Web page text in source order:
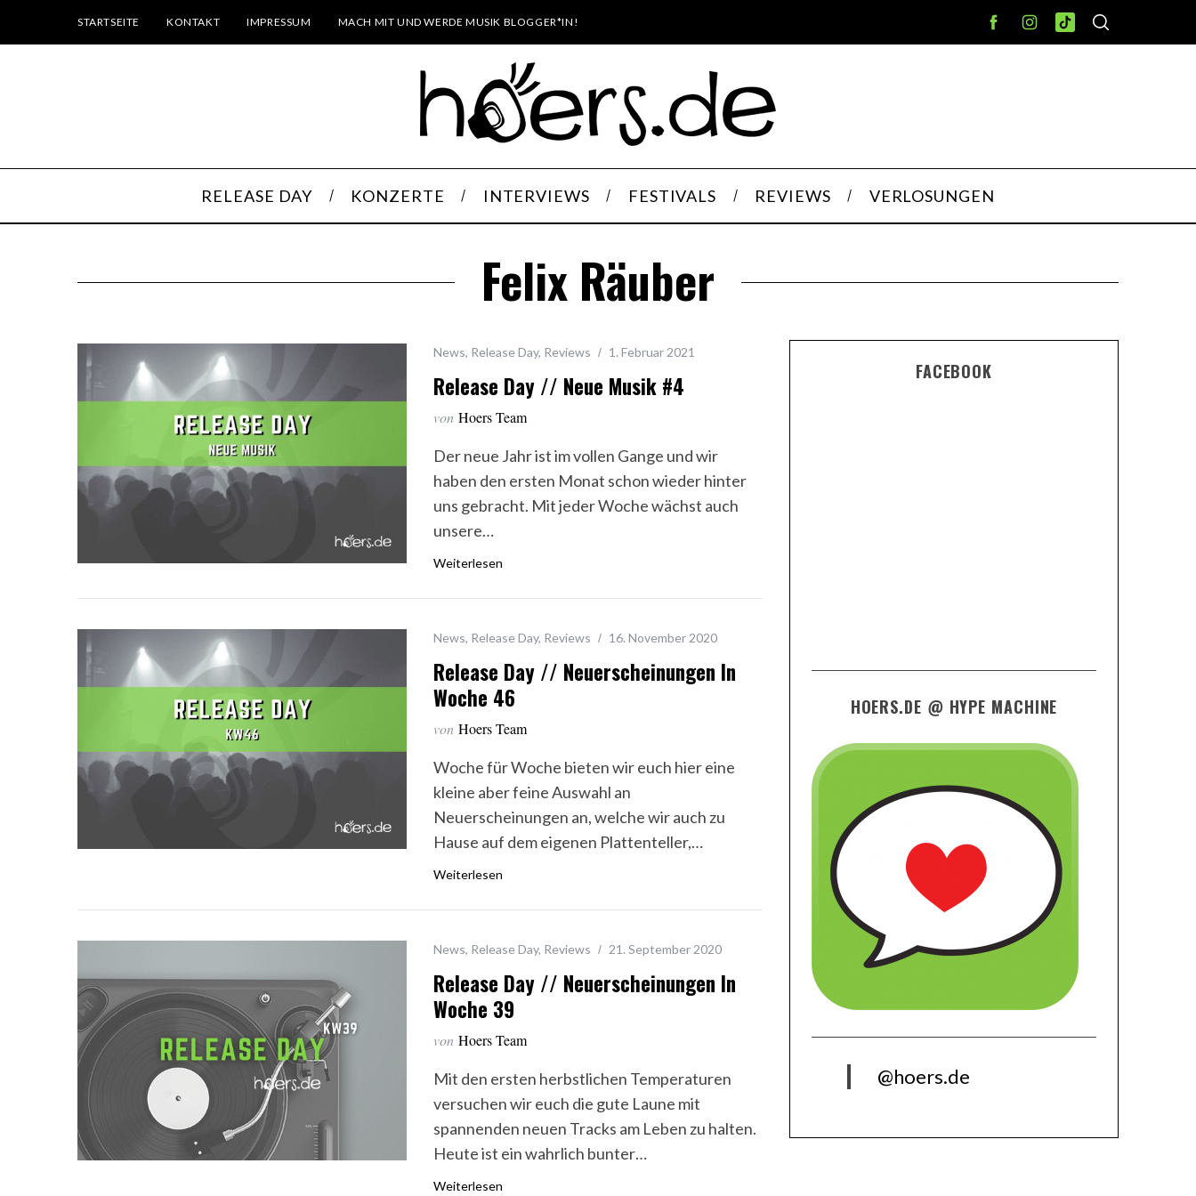
STARTSEITE KONTAKT IMPRESSUM MACH MIT UND WERDE MUSIK BLOGGER*IN!
RELEASE DAY KONZERTE INTERVIEWS FESTIVALS REVIEWS VERLOSUNGEN
Felix Räuber
News, Release Day, Reviews 1. Februar 2021
Release Day // Neue Musik #4
von Hoers Team
Der neue Jahr ist im vollen Gange und wir
haben den ersten Monat schon wieder hinter
uns gebracht. Mit jeder Woche wächst auch
unsere…
Weiterlesen
News, Release Day, Reviews 16. November 2020
Release Day // Neuerscheinungen In
Woche 46
von Hoers Team
Woche für Woche bieten wir euch hier eine
kleine aber feine Auswahl an
Neuerscheinungen an, welche wir auch zu
Hause auf dem eigenen Plattenteller,…
Weiterlesen
News, Release Day, Reviews 21. September 2020
Release Day // Neuerscheinungen In
Woche 39
von Hoers Team
Mit den ersten herbstlichen Temperaturen
versuchen wir euch die gute Laune mit
spannenden neuen Tracks am Leben zu halten.
Heute ist ein wahrlich bunter…
Weiterlesen
FACEBOOK
HOERS.DE @ HYPE MACHINE
@hoers.de